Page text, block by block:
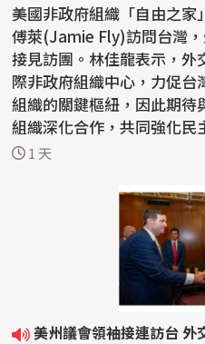
美國非政府組織「自由之
傅萊(Jamie Fly)訪問台灣
接見訪團。林佳龍表示，外
際非政府組織中心，力促
組織的關鍵樞紐，因此期待
組織深化合作，共同強化民主韌性。 林
「自由之...
1 天
美州議會領袖接連訪台 外